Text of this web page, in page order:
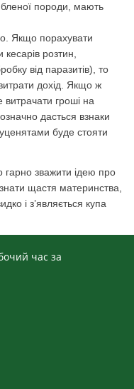
породи, мають
Якщо порахувати
розтин,
від паразитів), то
дохід. Якщо ж
витрачати гроші на
дасться взнаки
буде стояти
зважити ідею про
щастя материнства,
і з’являється купа
час за